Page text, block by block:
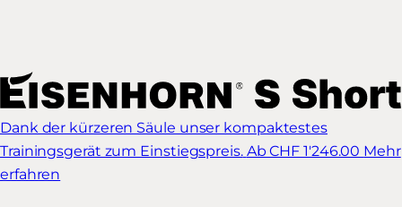
Dank der kürzeren Säule unser kompaktestes
Trainingsgerät zum Einstiegspreis. Ab CHF 1'246.00 Mehr
erfahren